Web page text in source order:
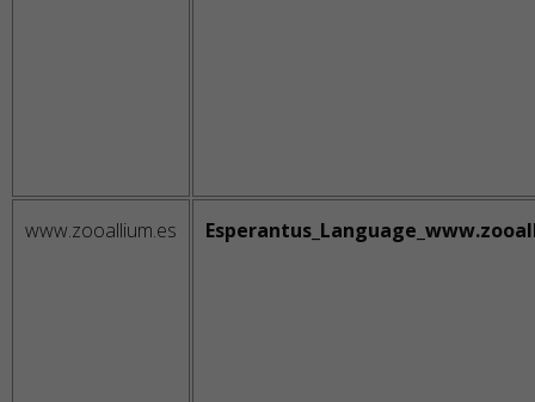
www.zooallium.es